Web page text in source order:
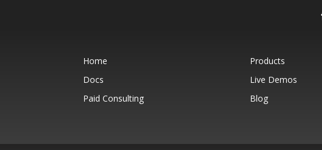
Home Products
Docs
Live Demos
Paid Consulting
Blog